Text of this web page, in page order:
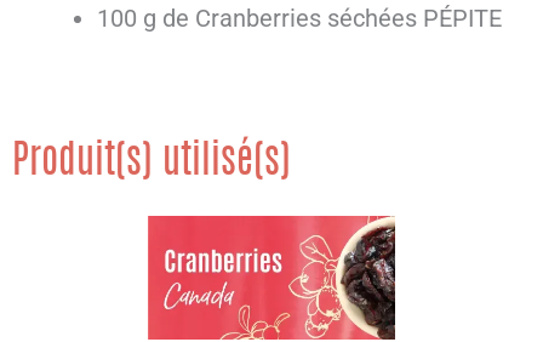
100 g de Cranberries séchées PÉPITE
Produit(s) utilisé(s)